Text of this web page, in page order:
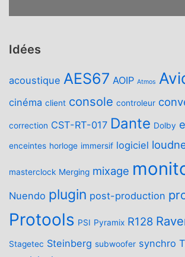
Idées
acoustique AES67 AOIP Atmos
cinéma client console controleur
correction CST-RT-017 Dante Dolby
enceintes horloge immersif logiciel
masterclock Merging mixage
Nuendo plugin post-production
Protools PSI Pyramix R128
Stagetec Steinberg subwoofer synchro